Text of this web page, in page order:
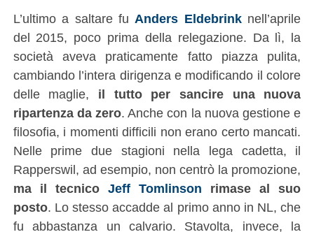
L’ultimo a saltare fuAnders Eldebrinknell’aprile
del 2015, poco prima della relegazione. Da lì, la
società aveva praticamente fatto piazza pulita,
cambiando l’intera dirigenza e modificando il colore
delle maglie, il tutto per sancire una nuova
ripartenza da zero. Anche con la nuova gestione e
filosofia, i momenti difficili non erano certo mancati.
Nelle prime due stagioni nella lega cadetta, il
Rapperswil, ad esempio, non centrò la promozione,
ma il tecnico Jeff Tomlinson rimase al suo
posto. Lo stesso accadde al primo anno in NL, che
fu abbastanza un calvario. Stavolta, invece, la